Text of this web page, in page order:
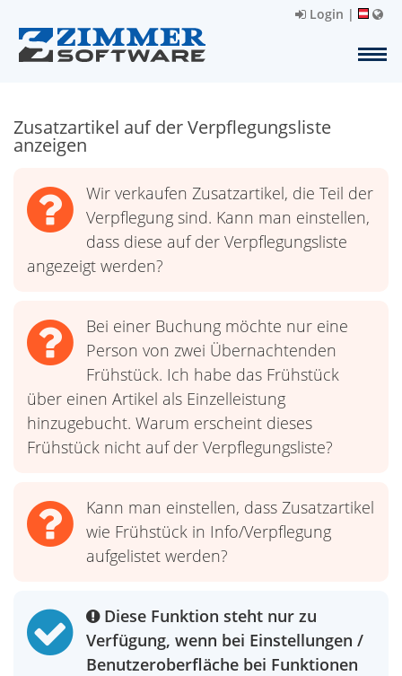
Login |
Zusatzartikel auf der Verpflegungsliste
anzeigen
Wir verkaufen Zusatzartikel, die Teil der
Verpflegung sind. Kann man einstellen,
dass diese auf der Verpflegungsliste
angezeigt werden?
Bei einer Buchung möchte nur eine
Person von zwei Übernachtenden
Frühstück. Ich habe das Frühstück
über einen Artikel als Einzelleistung
hinzugebucht. Warum erscheint dieses
Frühstück nicht auf der Verpflegungsliste?
Kann man einstellen, dass Zusatzartikel
wie Frühstück in Info/Verpflegung
aufgelistet werden?
Diese Funktion steht nur zu
Verfügung, wenn bei Einstellungen /
Benutzeroberfläche bei Funktionen